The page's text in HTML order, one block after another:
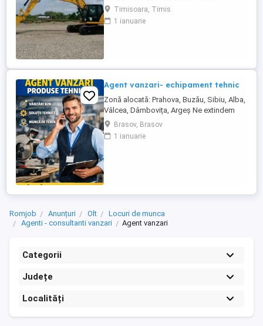
Moldova, angajeaza Reprezentant Vanzari
Service si Piese de Schimb, pentru divizia
de utilaje. Cerinte: Studii superioare în
Timisoara, Timis
1 ianuarie
Agent vanzari- echipament tehnic
Zonă alocată: Prahova, Buzău, Sibiu, Alba,
Vâlcea, Dâmbovița, Argeș Ne extindem
echipa de vânzări și căutăm un Agent
Vânzări Soluții Tehnice, orientat către
rezultate, cu experiență în vânzări B2B și
Brasov, Brasov
1 ianuarie
Romjob Anunțuri Olt
Locuri de munca
Agenti - consultanti vanzari
Agent vanzari
Categorii
Județe
Localități